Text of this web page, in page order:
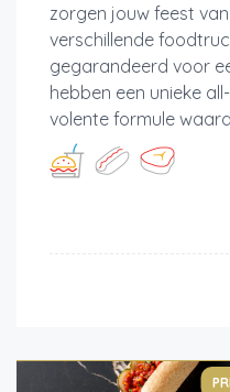
zorgen jouw feest
verschillende
gegarandeerd voor
hebben een unieke
volente formule